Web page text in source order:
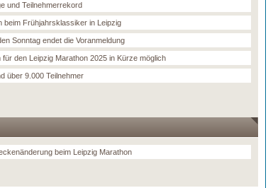
und Teilnehmerrekord
beim Frühjahrsklassiker in Leipzig
Sonntag endet die Voranmeldung
für den Leipzig Marathon 2025 in Kürze möglich
über 9.000 Teilnehmer
beim Leipzig Marathon